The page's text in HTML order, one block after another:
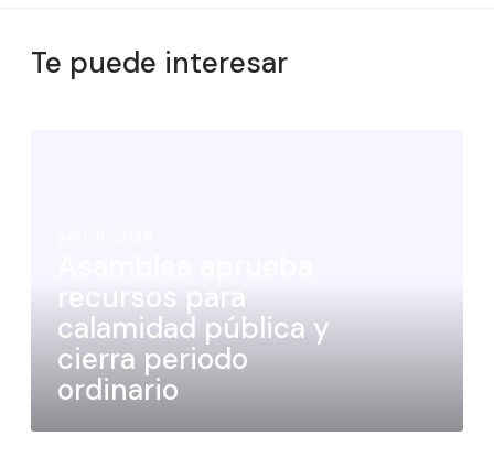
Te puede interesar
recursos para
calamidad pública y
cierra periodo
ordinario